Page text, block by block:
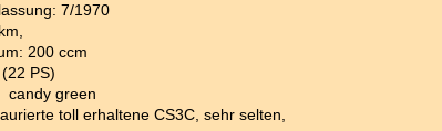
7/1970
200 ccm
PS)
candy green
toll erhaltene CS3C, sehr selten,